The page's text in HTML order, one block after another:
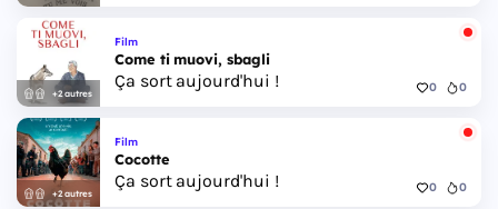
+2 autres
Film
Come ti muovi, sbagli
Ça sort aujourd'hui ! 0 0
+2 autres
Film
Cocotte
Ça sort aujourd'hui ! 0 0